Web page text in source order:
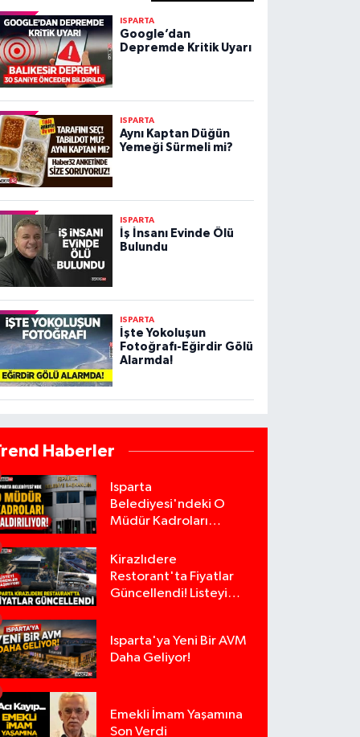
ISPARTA
Google’dan
Depremde Kritik Uyarı
ISPARTA
Aynı Kaptan Düğün
Yemeği Sürmeli mi?
ISPARTA
İş İnsanı Evinde Ölü
Bulundu
ISPARTA
İşte Yokoluşun
Fotoğrafı-Eğirdir Gölü
Alarmda!
Haberler
Isparta
Belediyesi'ndeki O
Müdür Kadroları
Kirazlıdere
Restorant'ta Fiyatlar
Güncellendi! Listeyi
Isparta'ya Yeni Bir AVM
Daha Geliyor!
Emekli İmam Yaşamına
Son Verdi